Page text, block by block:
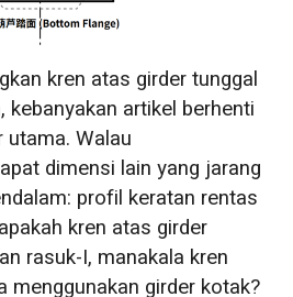
kren atas girder tunggal
kebanyakan artikel berhenti
utama. Walau
dimensi lain yang jarang
profil keratan rentas
kren atas girder
rasuk-I, manakala kren
menggunakan girder kotak?